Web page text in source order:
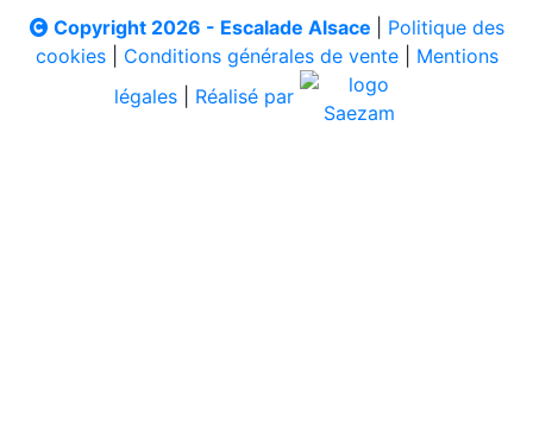
Copyright 2026 - Escalade Alsace
Politique des
cookies| Conditions générales de vente| Mentions
légales
Réalisé par